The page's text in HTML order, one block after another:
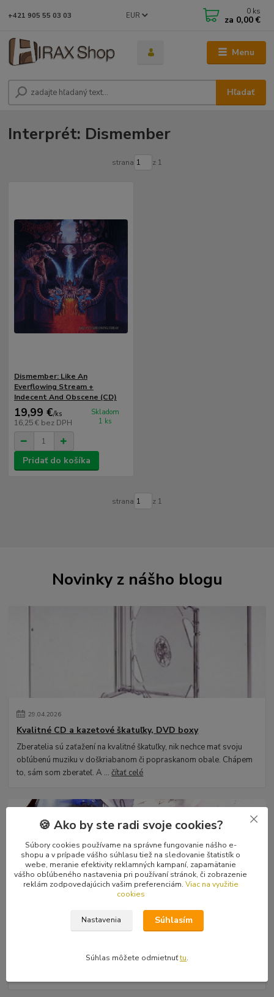
Menu
EUR
Hľadať
+421 905 55 03 03 0 ks
za 0,00 €
Interprét: Dismember
strana z 1
Dismember: Like An
Everflowing Stream +
Indecent And Obscene (CD)
19,99 €/ks
16,25 € bez DPH
Skladom
1 ks
Pridať do košíka
strana z 1
Novinky z nášho blogu
29.04.2026
Kvalitné CD a kazetové škatuľky, DVD boxy
Zberatelia sú zaťažení na kvalitné škatuľky, nik nechce mať svoju
obľúbenú muziku v doškriabanom či popraskanom obale. Chápem
to, sám som zberateľ. A ...čítať celé
Ako nájsť vydavateľa, či vydať vlastnú knihu? Rady a tipy
vydavateľa (ale aj to má svoju technológiu), alebo si prvotinu
🍪 Ako by ste radi svoje cookies?
Súbory cookies používame na správne fungovanie nášho e-
shopu a v prípade vášho súhlasu tiež na sledovanie štatistík o
webe, meranie efektivity reklamných kampaní, zapamätanie
vášho obľúbeného nastavenia pri používaní stránok, či zobrazenie
reklám zodpovedajúcich vašim preferenciám. Viac na využitie
cookies
Nastavenia Súhlasím
Súhlas môžete odmietnuťtu.